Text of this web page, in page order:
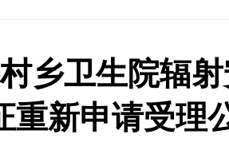
乡卫生院辐
重新申请受理